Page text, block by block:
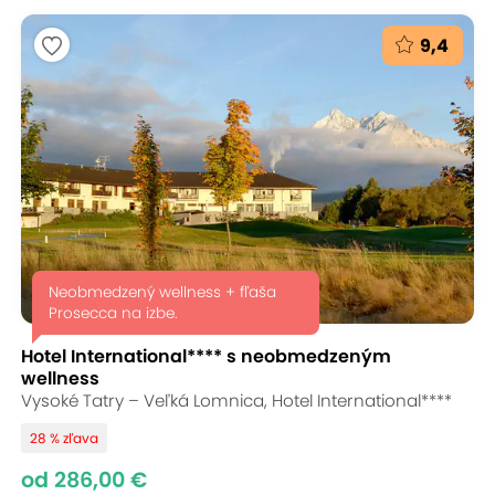
9,4
Neobmedzený wellness + fľaša
Prosecca na izbe.
Hotel International**** s neobmedzeným
wellness
Vysoké Tatry – Veľká Lomnica, Hotel International****
28 % zľava
od 286,00 €